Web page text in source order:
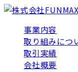
Skip
content
事業内容
取り組みにつ
取引実績
会社概要